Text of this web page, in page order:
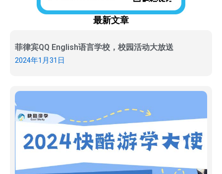
最新文章
菲律宾QQ English语言学校，校园活动大放送
2024年1月31日